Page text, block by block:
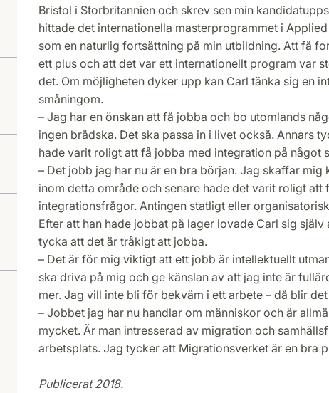
Bristol i Storbritannien och skrev sen min
hittade det internationella masterprogrammet i
som en naturlig fortsättning på min utbildning. Att få
ett plus och att det var ett internationellt program var
det. Om möjligheten dyker upp kan Carl tänka sig en
småningom.
– Jag har en önskan att få jobba och bo utomlands
ingen brådska. Det ska passa in i livet också. Annars
hade varit roligt att få jobba med integration på något
– Det jobb jag har nu är en bra början. Jag skaffar mig
inom detta område och senare hade det varit roligt att
integrationsfrågor. Antingen statligt eller
Efter att han hade jobbat på lager lovade Carl sig
tycka att det är tråkigt att jobba.
– Det är för mig viktigt att ett jobb är intellektuellt
ska driva på mig och ge känslan av att jag inte är
mer. Jag vill inte bli för bekväm i ett arbete – då blir
– Jobbet jag har nu handlar om människor och är
mycket. Är man intresserad av migration och
arbetsplats. Jag tycker att Migrationsverket är en bra
Publicerat 2018.